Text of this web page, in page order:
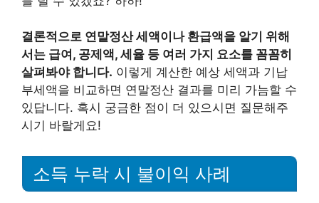
결론적으로 연말정산 세액이나 환급액을 알기 위해
서는 급여, 공제액, 세율 등 여러 가지 요소를 꼼꼼히
살펴봐야 합니다. 이렇게 계산한 예상 세액과 기납
부세액을 비교하면 연말정산 결과를 미리 가늠할 수
있답니다. 혹시 궁금한 점이 더 있으시면 질문해주
시기 바랄게요!
소득 누락 시 불이익 사례